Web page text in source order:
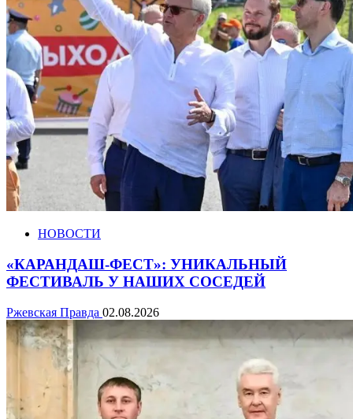
НОВОСТИ
«КАРАНДАШ-ФЕСТ»: УНИКАЛЬНЫЙ
ФЕСТИВАЛЬ У НАШИХ СОСЕДЕЙ
Ржевская Правда 02.08.2026